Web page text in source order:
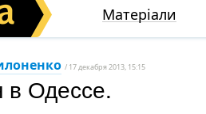
Матеріали
/ 17 декабря 2013, 15:15
в Одессе.